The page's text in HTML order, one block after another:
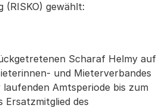
(RISKO) gewählt:
Scharaf Helmy auf
und Mieterverbandes
Amtsperiode bis zum
Ersatzmitglied des